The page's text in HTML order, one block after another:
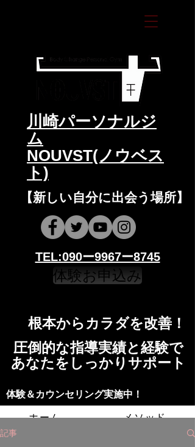
​川崎パーソナルジ
ム
NOUVST(ノウベス
ト)
​​【新しい自分に出会う場所】
​​TEL:090ー9967ー8745
体験お申込み
​根本からカラダを改善！​​
​​圧倒的な指導実績と経験で
​あなたをしっかりサポート
​​​体験＆カウンセリング実施中！
ホーム メソッド
記事